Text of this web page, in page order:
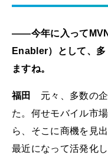
――今年に入って
Enabler）として、
ますね。
福田
元々、多数の企
た。何せモバイル市
ら、そこに商機を見
最近になって活発化